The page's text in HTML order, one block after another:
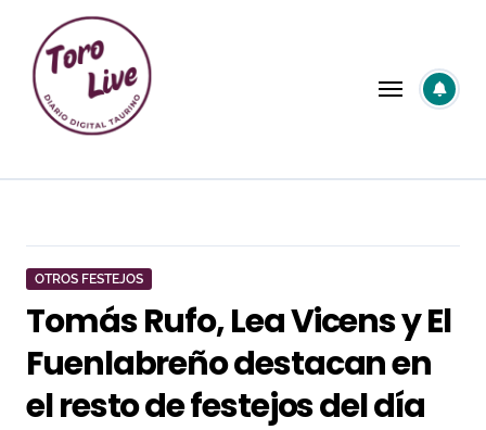
contenido
OTROS FESTEJOS
Tomás Rufo, Lea Vicens y El
Fuenlabreño destacan en
el resto de festejos del día